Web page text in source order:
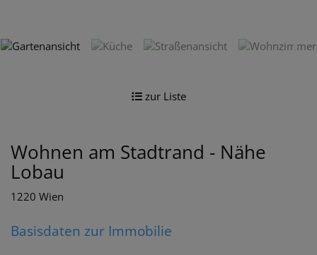
zur Liste
Wohnen am Stadtrand - Nähe
Lobau
1220 Wien
Basisdaten zur Immobilie